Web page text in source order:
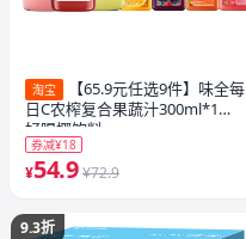
淘宝
【65.9元任选9件】味全每
日C农榨复合果蔬汁300ml*1瓶
好喝椰饮料
券减¥18
¥54.9 ¥72.9
9.3折